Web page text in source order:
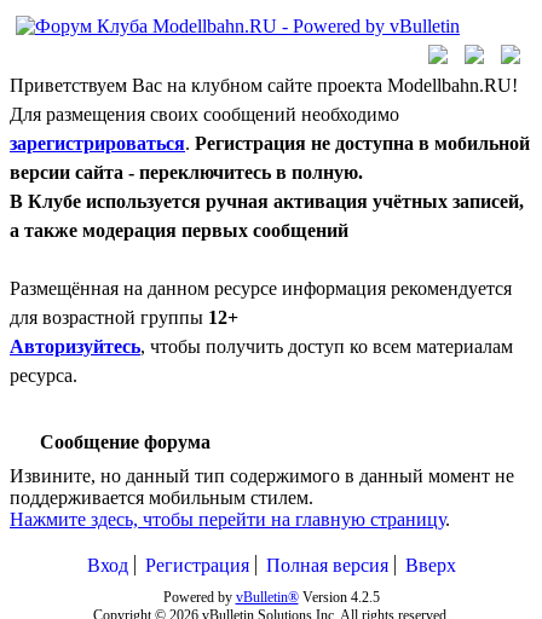
Приветствуем Вас на клубном сайте проекта Modellbahn.RU!
Для размещения своих сообщений необходимо
зарегистрироваться. Регистрация не доступна в мобильной
версии сайта - переключитесь в полную.
В Клубе используется ручная активация учётных записей,
а также модерация первых сообщений
Размещённая на данном ресурсе информация рекомендуется
для возрастной группы 12+
Авторизуйтесь, чтобы получить доступ ко всем материалам
ресурса.
Сообщение форума
Извините, но данный тип содержимого в данный момент не
поддерживается мобильным стилем.
Нажмите здесь, чтобы перейти на главную страницу.
Вход Регистрация Полная версия Вверх
Powered by vBulletin®Version 4.2.5
Copyright © 2026 vBulletin Solutions Inc. All rights reserved.